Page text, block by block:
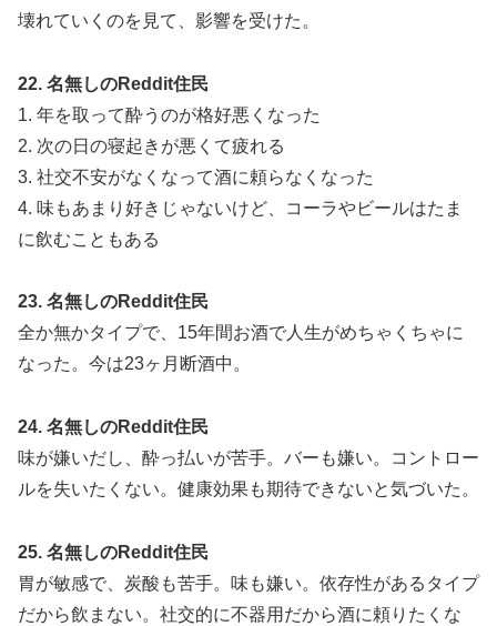
壊れていくのを見て、影響を受けた。
22. 名無しのReddit住民
1. 年を取って酔うのが格好悪くなった
2. 次の日の寝起きが悪くて疲れる
3. 社交不安がなくなって酒に頼らなくなった
4. 味もあまり好きじゃないけど、コーラやビールはたま
に飲むこともある
23. 名無しのReddit住民
全か無かタイプで、15年間お酒で人生がめちゃくちゃに
なった。今は23ヶ月断酒中。
24. 名無しのReddit住民
味が嫌いだし、酔っ払いが苦手。バーも嫌い。コントロー
ルを失いたくない。健康効果も期待できないと気づいた。
25. 名無しのReddit住民
胃が敏感で、炭酸も苦手。味も嫌い。依存性があるタイプ
だから飲まない。社交的に不器用だから酒に頼りたくな